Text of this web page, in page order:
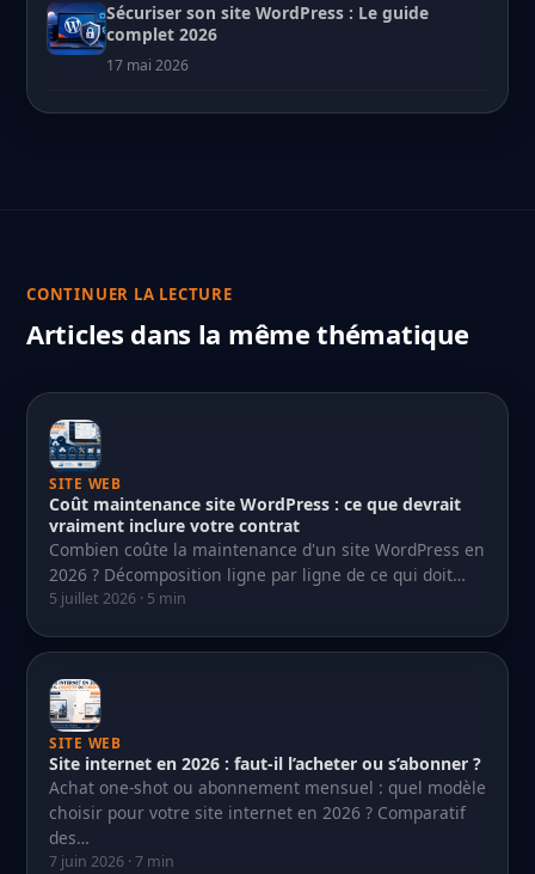
Sécuriser son site WordPress : Le guide
complet 2026
17 mai 2026
CONTINUER LA LECTURE
Articles dans la même thématique
SITE WEB
Coût maintenance site WordPress : ce que devrait
vraiment inclure votre contrat
Combien coûte la maintenance d'un site WordPress en
2026 ? Décomposition ligne par ligne de ce qui doit…
5 juillet 2026 · 5 min
SITE WEB
Site internet en 2026 : faut-il l’acheter ou s’abonner ?
Achat one-shot ou abonnement mensuel : quel modèle
choisir pour votre site internet en 2026 ? Comparatif
des…
7 juin 2026 · 7 min